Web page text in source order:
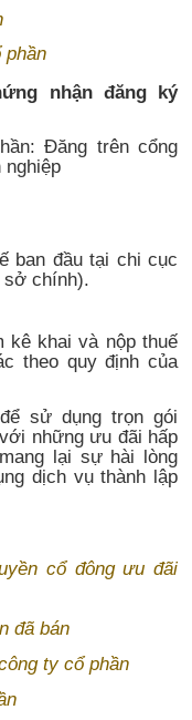
phần
nhận đăng ký
Đăng trên cổng
nghiệp
ban đầu tại chi cục
sở chính).
kê khai và nộp thuế
theo quy định của
sử dụng trọn gói
với những ưu đãi hấp
lại sự hài lòng
dịch vụ thành lập
cổ đông ưu đãi
đã bán
ty cổ phần